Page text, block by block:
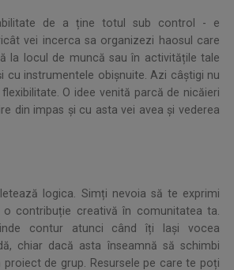
de a ține totul sub control - e
vei incerca sa organizezi haosul care
la locul de muncă sau în activitățile tale
cu instrumentele obișnuite. Azi câștigi nu
O idee venită parcă de nicăieri
din impas și cu asta vei avea și vederea
logica. Simți nevoia să te exprimi
contribuție creativă în comunitatea ta.
contur atunci când îți lași vocea
chiar dacă asta înseamnă să schimbi
proiect de grup. Resursele pe care te poți